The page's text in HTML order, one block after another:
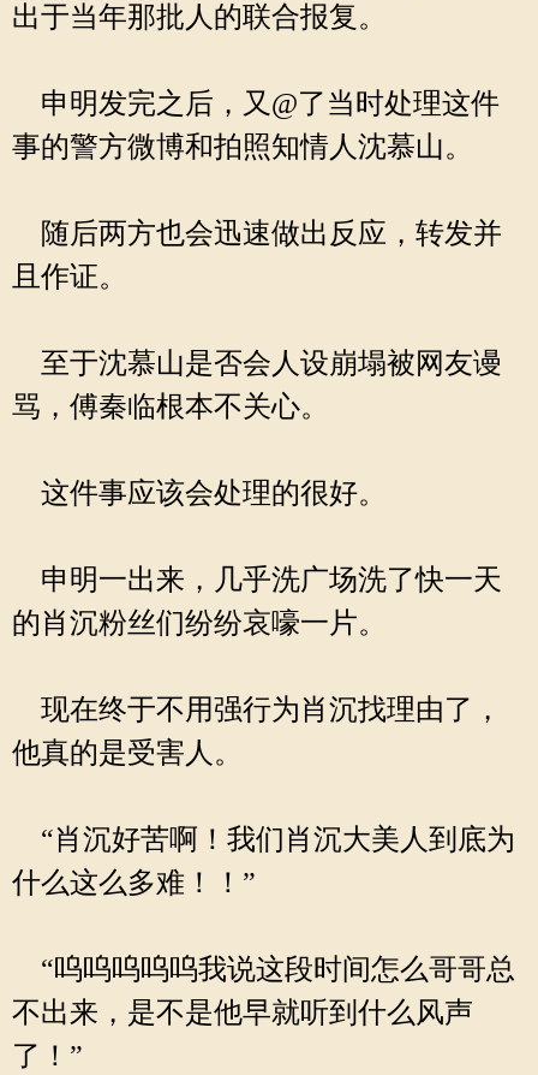
出于当年那批人的联合报复。
申明发完之后，又@了当时处理这件
事的警方微博和拍照知情人沈慕山。
随后两方也会迅速做出反应，转发并
且作证。
至于沈慕山是否会人设崩塌被网友谩
骂，傅秦临根本不关心。
这件事应该会处理的很好。
申明一出来，几乎洗广场洗了快一天
的肖沉粉丝们纷纷哀嚎一片。
现在终于不用强行为肖沉找理由了，
他真的是受害人。
“肖沉好苦啊！我们肖沉大美人到底为
什么这么多难！！”
“呜呜呜呜呜我说这段时间怎么哥哥总
不出来，是不是他早就听到什么风声
了！”